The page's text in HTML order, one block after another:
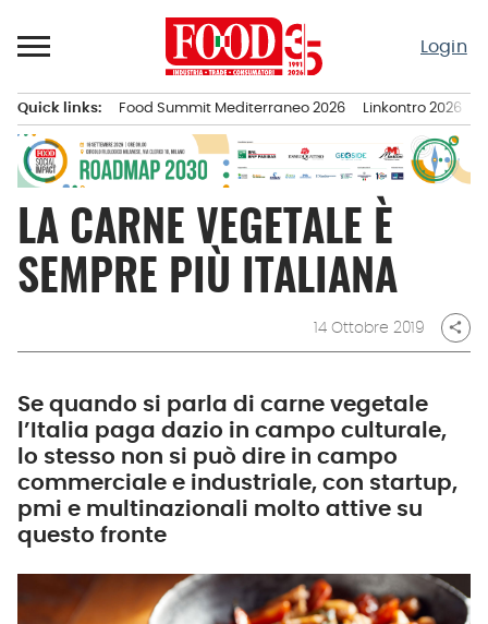
al
Login
principale
Quick links: Food Summit Mediterraneo 2026 Linkontro 2026
LA CARNE VEGETALE È
SEMPRE PIÙ ITALIANA
14 Ottobre 2019 share
Se quando si parla di carne vegetale
l’Italia paga dazio in campo culturale,
lo stesso non si può dire in campo
commerciale e industriale, con startup,
pmi e multinazionali molto attive su
questo fronte